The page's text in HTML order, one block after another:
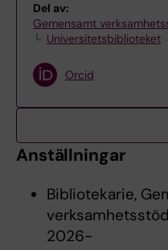
Del av:
Gemensamt
Universitetsbiblioteket
Orcid
Anställningar
Bibliotekarie,
2026-